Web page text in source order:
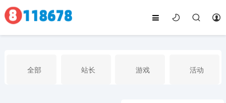
全部 站长 游戏 活动